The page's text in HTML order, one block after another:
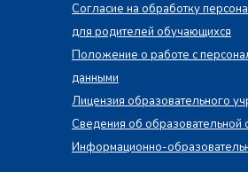
Согласие на обработку
для родителей обучающихся
Положение о работе с
данными
Лицензия образовательного
Сведения об образовательной
Информационно-